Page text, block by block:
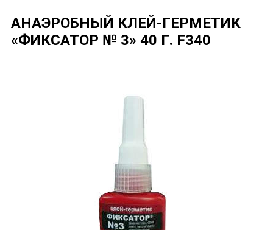
АНАЭРОБНЫЙ КЛЕЙ-ГЕРМЕТИК
«ФИКСАТОР № 3» 40 Г. F340